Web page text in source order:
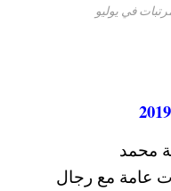
محمد
عامة مع رجال